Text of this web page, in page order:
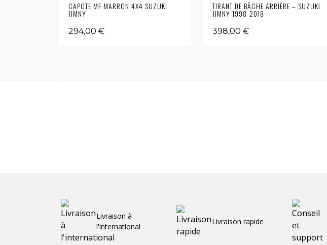
CAPOTE MF MARRON 4X4 SUZUKI
JIMNY
294,00 €
TIRANT DE BÂCHE ARRIÈRE – SUZUKI
JIMNY 1998-2018
398,00 €
Livraison à
l'international
Livraison rapide